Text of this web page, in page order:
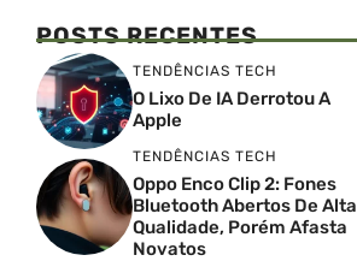
POSTS RECENTES
TENDÊNCIAS TECH
O Lixo De IA Derrotou A
Apple
TENDÊNCIAS TECH
Oppo Enco Clip 2: Fones
Bluetooth Abertos De Alta
Qualidade, Porém Afasta
Novatos